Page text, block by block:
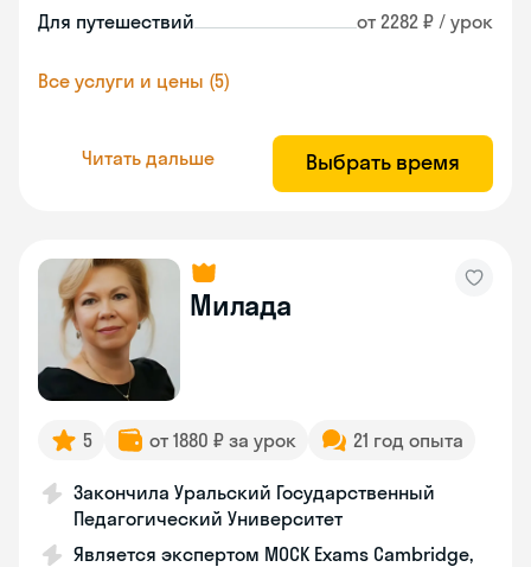
Для путешествий от 2282 ₽ / урок
Все услуги и цены (5)
Читать дальше Выбрать время
Милада
5 от 1880 ₽ за урок 21 год опыта
Закончила Уральский Государственный
Педагогический Университет
Является экспертом MOCK Exams Cambridge,